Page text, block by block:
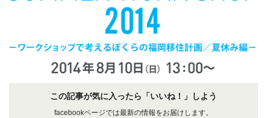
この記事が気に入ったら「いいね！」しよう
facebookページでは最新の情報をお届けします。